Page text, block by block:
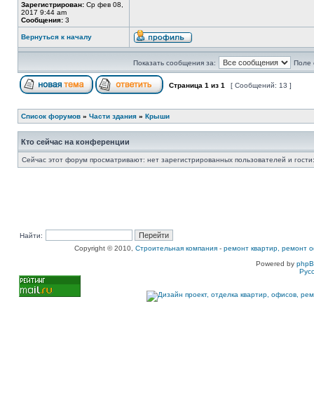
Зарегистрирован: Ср фев 08,
2017 9:44 am
Сообщения: 3
Вернуться к началу
Показать сообщения за: Поле
Страница 1 из 1 [ Сообщений: 13 ]
Список форумов » Части здания » Крыши
Кто сейчас на конференции
Сейчас этот форум просматривают: нет зарегистрированных пользователей и
Найти:
Copyright © 2010, Строительная компания - ремонт квартир, ремонт
Powered by